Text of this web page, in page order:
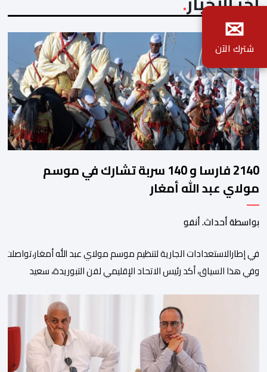
2140 فارسا و 140 سربة تشارك في موسم
مولاي عبد الله أمغار
بواسطة أحداث. أنفو
في إطارالاستعدادات الجارية لتنظيم موسم مولاي عبد الله
وفي هذا السياق، أكد رئيس الاتحاد الإقليمي لفن التبوريدة، سعيد
ولم تخل هذه الدورة من مؤشرات إيجابية على مستوى تنوعالمشاركة،
وتبرز هذه الأرقام الحجم الكبير الذي باتت تعرفه تظاهرةالتبوريدة
ومن المرتقب أن تعرف فعاليات الموسم إقبالا جماهيريا
واسعا،في ظل الشغف الكبير الذي يحظى به فن التبوريدة، باعتبارهأحد
✉
شترك الآن